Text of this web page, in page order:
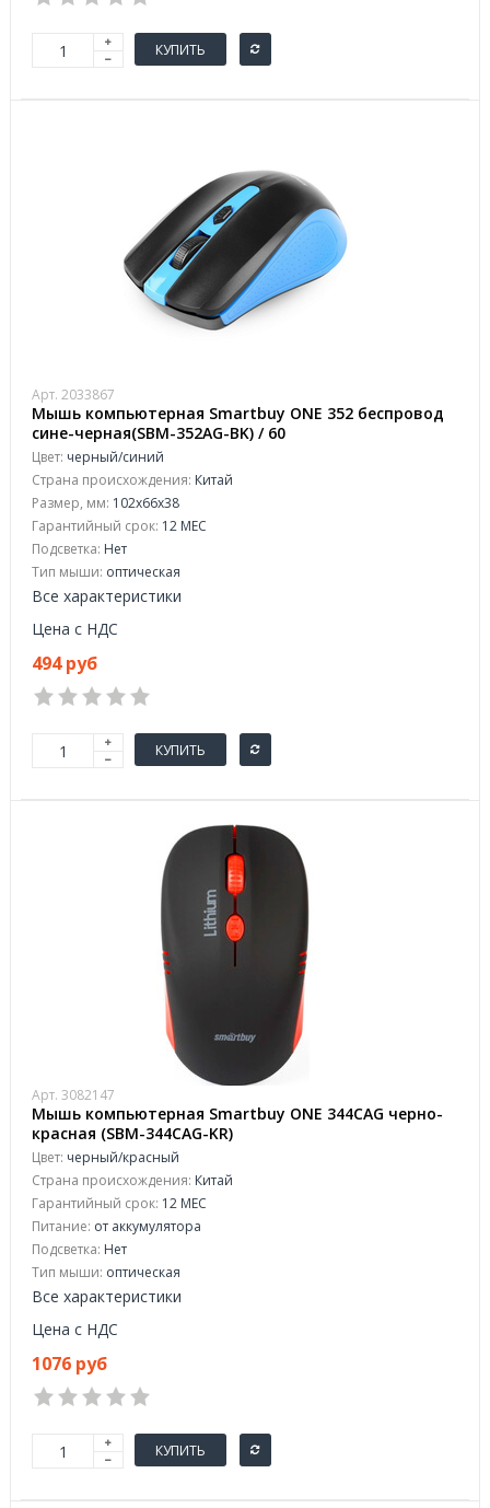
КУПИТЬ
Арт. 2033867
Мышь компьютерная Smartbuy ONE 352 беспровод
сине-черная(SBM-352AG-BK) / 60
Цвет: черный/синий
Страна происхождения: Китай
Размер, мм: 102x66x38
Гарантийный срок: 12 МЕС
Подсветка: Нет
Тип мыши: оптическая
Все характеристики
Цена с НДС
494 руб
КУПИТЬ
Арт. 3082147
Мышь компьютерная Smartbuy ONE 344CAG черно-
красная (SBM-344CAG-KR)
Цвет: черный/красный
Страна происхождения: Китай
Гарантийный срок: 12 МЕС
Питание: от аккумулятора
Подсветка: Нет
Тип мыши: оптическая
Все характеристики
Цена с НДС
1076 руб
КУПИТЬ